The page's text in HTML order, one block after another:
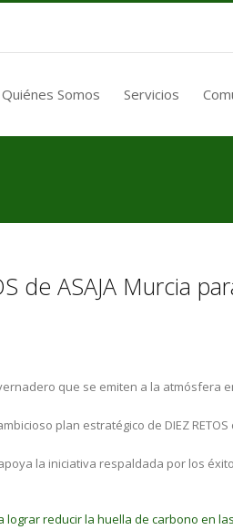
Quiénes Somos Servicios
de ASAJA Murcia
que se emiten a la atmósfera
plan estratégico de DIEZ
la iniciativa respaldada por los
lograr reducir la huella de carbono en